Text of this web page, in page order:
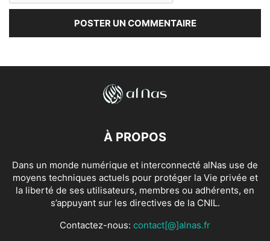
À PROPOS
Dans un monde numérique et interconnecté alNas use de
moyens techniques actuels pour protéger la Vie privée et
la liberté de ses utilisateurs, membres ou adhérents, en
s’appuyant sur les directives de la CNIL.
Contactez-nous: contact[@]alnas.fr